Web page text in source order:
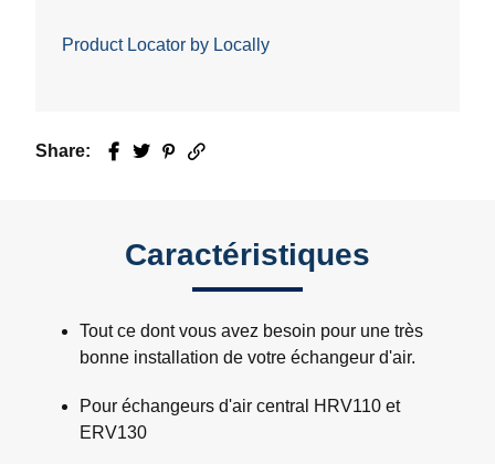
Product Locator by Locally
Share: Facebook
TwitterPinterest
Email
Caractéristiques
Tout ce dont vous avez besoin pour une très
bonne installation de votre échangeur d'air.
Pour échangeurs d'air central HRV110 et
ERV130